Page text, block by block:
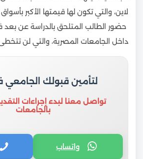
لاين، والتي تكون لها قيمتها الأكبر
حضور الطالب المتلحق بالدراسة عن بعد
داخل الجامعات المصرية، والتي لن تتخطى
لتأمين قبولك
تواصل معنا لبدء إجراءات
بالجامعات
واتساب